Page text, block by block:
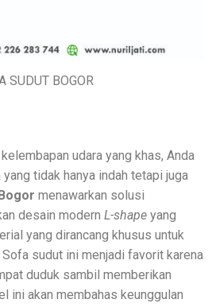
SUDUT BOGOR
udara yang khas, Anda
tidak hanya indah tetapi juga
menawarkan solusi
desain modern L-shape yang
yang dirancang khusus untuk
sudut ini menjadi favorit karena
duduk sambil memberikan
ini akan membahas keunggulan